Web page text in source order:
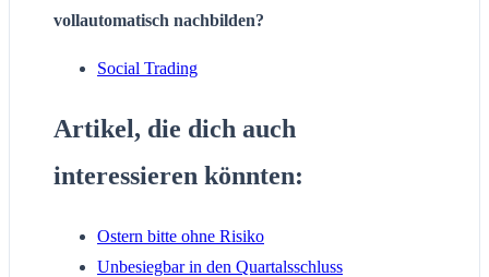
vollautomatisch nachbilden?
Social Trading
Artikel, die dich auch
interessieren könnten:
Ostern bitte ohne Risiko
Unbesiegbar in den Quartalsschluss